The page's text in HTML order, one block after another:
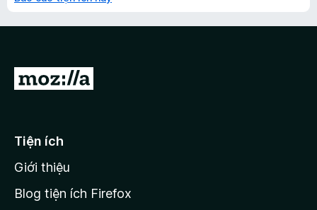
Đ
ế
t
r
Tiện ích
Giới thiệu
Blog tiện ích Firefox